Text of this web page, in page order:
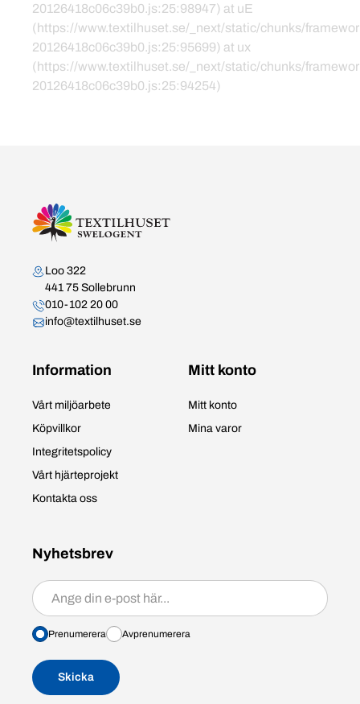
20126418c06c39b0.js:25:98947) at uE
(https://www.textilhuset.se/_next/static/chunks/
20126418c06c39b0.js:25:95699) at ux
(https://www.textilhuset.se/_next/static/chunks/
20126418c06c39b0.js:25:94254)
Kontakta oss
Loo 322
441 75 Sollebrunn
010-102 20 00
info@textilhuset.se
Information
Vårt miljöarbete
Köpvillkor
Integritetspolicy
Vårt hjärteprojekt
Kontakta oss
Mitt konto
Mitt konto
Mina varor
Nyhetsbrev
Prenumerera/avprenumerera
Prenumerera Avprenumerera
Skicka